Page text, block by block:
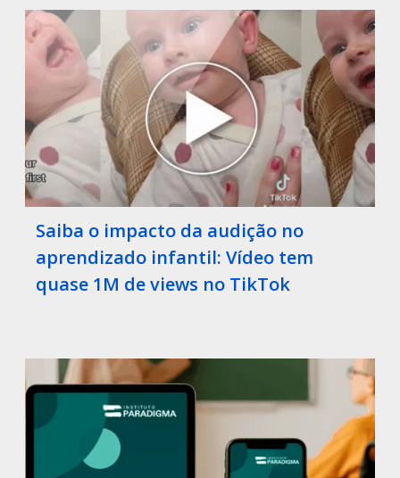
Saiba o impacto da audição no
aprendizado infantil: Vídeo tem
quase 1M de views no TikTok